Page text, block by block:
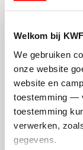
Welkom bij
We gebruiken
onze website
website en
toestemming —
toestemming
verwerken,
gegevens.
Referentie